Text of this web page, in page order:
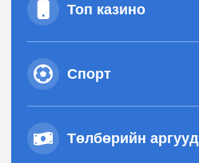
Топ казино
Cпорт
Төлбөрийн аргууд